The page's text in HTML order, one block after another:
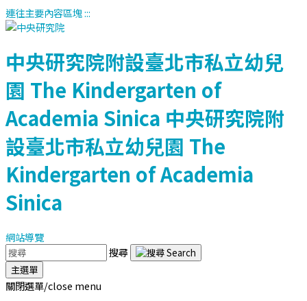
連往主要內容區塊:::
中央研究院附設臺北市私立幼兒
園 The Kindergarten of
Academia Sinica 中央研究院附
設臺北市私立幼兒園 The
Kindergarten of Academia
Sinica
網站導覽
搜尋
主選單
關閉選單/close menu